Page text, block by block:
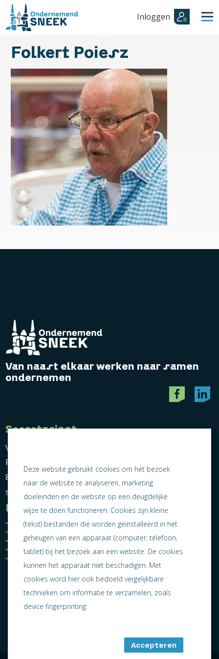
Inloggen
Folkert Poiesz
Van naast elkaar werken naar samen
ondernemen
Secretariaat
Vereniging Ondernemend Sneek
Postbus 464
8600 AL Sneek
secretariaat@ondernemendsneek.nl
Informatie
Ledenoverzicht
Algemene voorwaarden
Privacy statement
Jaarverslag 2025
Nieuws
Lid worden
Contact
Deze website gebruikt cookies om het bezoek
naar de website te analyseren, marketing
doeleinden en de website op een deugdelijke
wijze te doen functioneren. Cookies zijn kleine
(tekst) bestanden die worden geïnstalleerd in het
geheugen van een apparaat (computer, telefoon,
tablet) bij het bezoek aan een website. De cookies
kunnen het apparaat niet beschadigen. Met
cookies word hier ook bedoeld vergelijkbare
technieken om informatie te verzamelen, zoals
device fingerprinting.
Accepteren